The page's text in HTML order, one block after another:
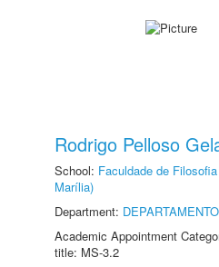
Rodrigo Pelloso
School: Faculdade de
Marília)
Department:
Academic Appointment
title: MS-3.2